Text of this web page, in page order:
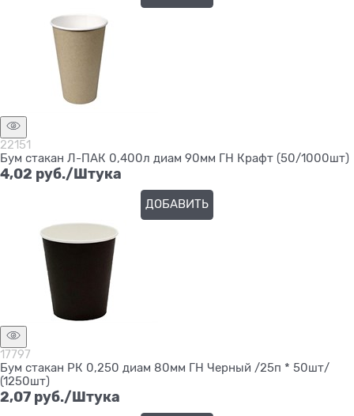
22151
Бум стакан Л-ПАК 0,400л диам 90мм ГН Крафт (50/1000шт)
4,02 руб./Штука
ДОБАВИТЬ
17797
Бум стакан РК 0,250 диам 80мм ГН Черный /25п * 50шт/
(1250шт)
2,07 руб./Штука